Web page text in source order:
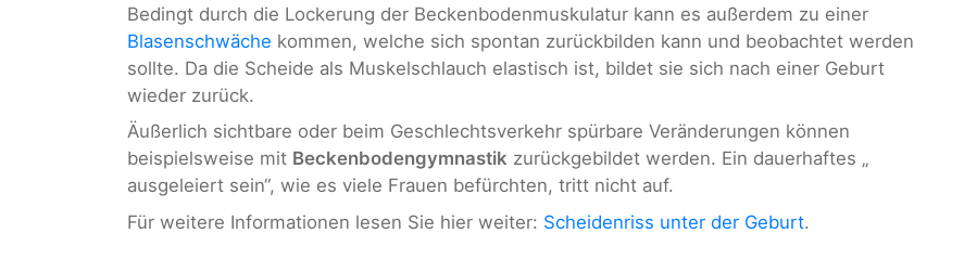
Bedingt durch die Lockerung der Beckenbodenmuskulatur kann es außerdem zu einer
Blasenschwäche kommen, welche sich spontan zurückbilden kann und beobachtet werden
sollte. Da die Scheide als Muskelschlauch elastisch ist, bildet sie sich nach einer Geburt
wieder zurück.
Äußerlich sichtbare oder beim Geschlechtsverkehr spürbare Veränderungen können
beispielsweise mit Beckenbodengymnastik zurückgebildet werden. Ein dauerhaftes „
ausgeleiert sein“, wie es viele Frauen befürchten, tritt nicht auf.
Für weitere Informationen lesen Sie hier weiter: Scheidenriss unter der Geburt.